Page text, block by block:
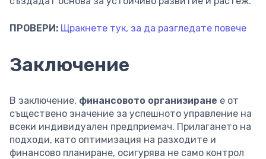
ПРОВЕРИ: Щракнете тук, за да разгледате повече
Заключение
В заключение, финансовото организиране е от
съществено значение за успешното управление на
всеки индивидуален предприемач. Прилагането на
подходи, като оптимизация на разходите и
финансово планиране, осигурява не само контрол